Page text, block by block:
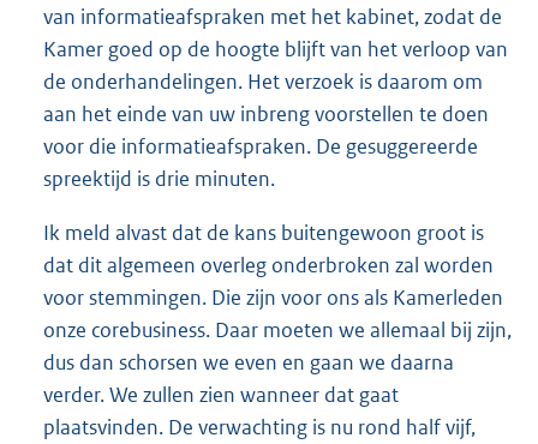
van informatieafspraken met het kabinet, zodat de
Kamer goed op de hoogte blijft van het verloop van
de onderhandelingen. Het verzoek is daarom om
aan het einde van uw inbreng voorstellen te doen
voor die informatieafspraken. De gesuggereerde
spreektijd is drie minuten.
Ik meld alvast dat de kans buitengewoon groot is
dat dit algemeen overleg onderbroken zal worden
voor stemmingen. Die zijn voor ons als Kamerleden
onze corebusiness. Daar moeten we allemaal bij zijn,
dus dan schorsen we even en gaan we daarna
verder. We zullen zien wanneer dat gaat
plaatsvinden. De verwachting is nu rond half vijf,